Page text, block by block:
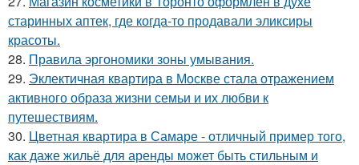
старинных аптек, где когда-то продавали эликсиры
красоты.
28. Правила эргономики зоны умывания.
29. Эклектичная квартира в Москве стала отражением
активного образа жизни семьи и их любви к
путешествиям.
30. Цветная квартира в Самаре - отличный пример того,
как даже жильё для аренды может быть стильным и